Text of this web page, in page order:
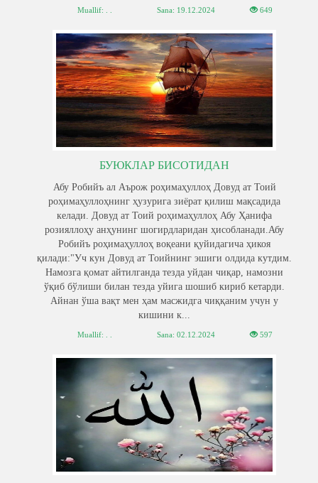
Muallif: . . Sana: 19.12.2024 649
БУЮКЛАР БИСОТИДАН
Абу Робийъ ал Аърож роҳимаҳуллоҳ Довуд ат Тоий
роҳимаҳуллоҳнинг ҳузурига зиёрат қилиш мақсадида
келади. Довуд ат Тоий роҳимаҳуллоҳ Абу Ҳанифа
розияллоҳу анҳунинг шогирдларидан ҳисобланади.Абу
Робийъ роҳимаҳуллоҳ воқеани қуйидагича ҳикоя
қилади:"Уч кун Довуд ат Тоийнинг эшиги олдида кутдим.
Намозга қомат айтилганда тезда уйдан чиқар, намозни
ўқиб бўлиши билан тезда уйига шошиб кириб кетарди.
Айнан ўша вақт мен ҳам масжидга чиққаним учун у
кишини к...
Muallif: . . Sana: 02.12.2024 597